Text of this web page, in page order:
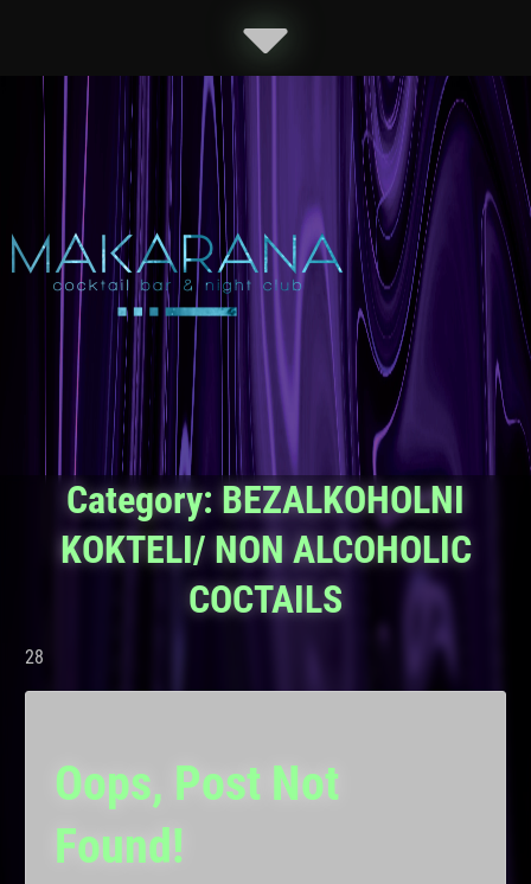
Category: BEZALKOHOLNI
KOKTELI/ NON ALCOHOLIC
COCTAILS
28
Oops, Post Not
Found!